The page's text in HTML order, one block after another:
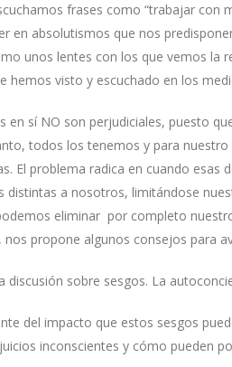
frases como “trabajar con
en absolutismos que nos
unos lentes con los que vemos la
hemos visto y escuchado en los
en sí NO son perjudiciales, puesto
todos los tenemos y para
El problema radica en cuando
distintas a nosotros, limitándose
eliminar por completo
, nos propone algunos consejos para
discusión sobre sesgos. La
del impacto que estos sesgos
inconscientes y cómo pueden